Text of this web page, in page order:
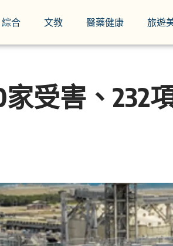
綜合 文教 醫藥健康 旅遊
受害、232